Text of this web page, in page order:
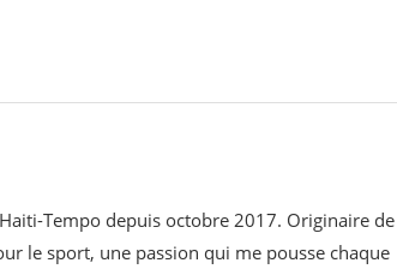
Tempo depuis octobre 2017. Originaire de
le sport, une passion qui me pousse chaque